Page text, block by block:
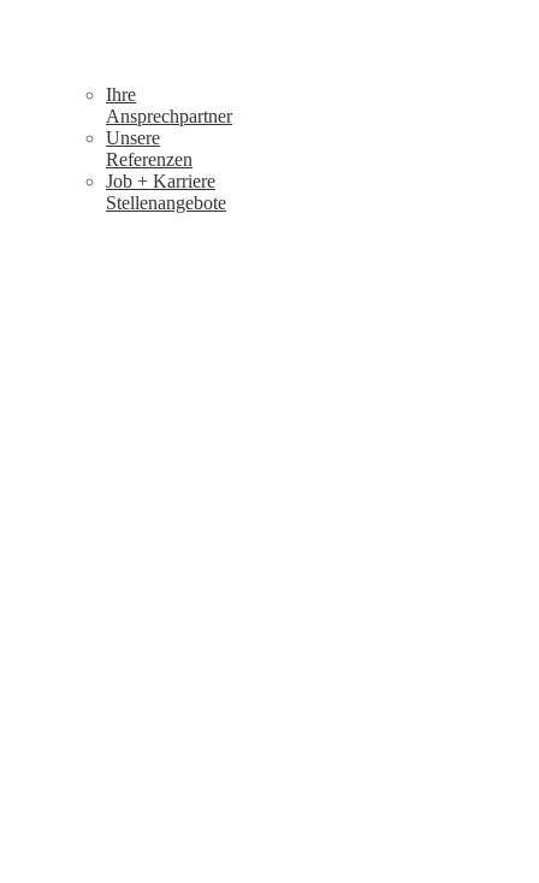
Ihre
Ansprechpartner
Unsere
Referenzen
Job + Karriere
Stellenangebote